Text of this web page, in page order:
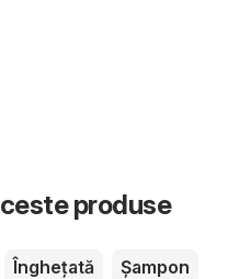
produse
Înghețată
Șampon